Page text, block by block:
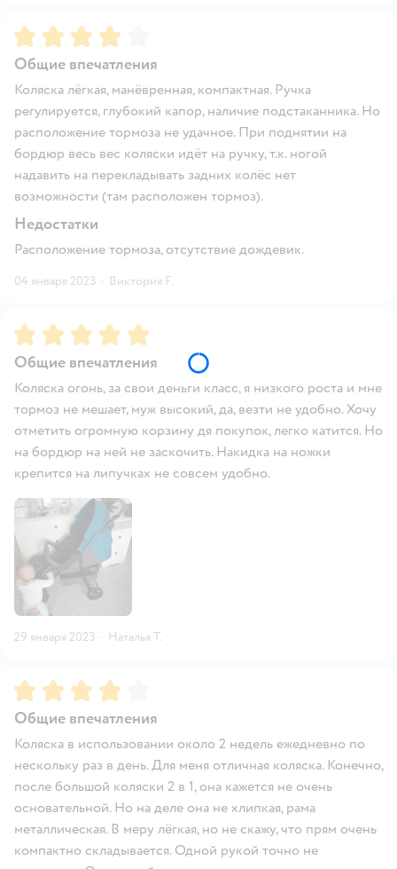
Рейтинг:4
Общие впечатления
Коляска лёгкая, манёвренная, компактная. Ручка
регулируется, глубокий капор, наличие подстаканника. Но
расположение тормоза не удачное. При поднятии на
бордюр весь вес коляски идёт на ручку, т.к. ногой
надавить на перекладывать задних колёс нет
возможности (там расположен тормоз).
Недостатки
Расположение тормоза, отсутствие дождевик.
04 января 2023 · Виктория F.
Рейтинг:5
Общие впечатления
Коляска огонь, за свои деньги класс, я низкого роста и мне
тормоз не мешает, муж высокий, да, везти не удобно. Хочу
отметить огромную корзину дя покупок, легко катится. Но
на бордюр на ней не заскочить. Накидка на ножки
крепится на липучках не совсем удобно.
29 января 2023 · Наталья Т.
Рейтинг:4
Общие впечатления
Коляска в использовании около 2 недель ежедневно по
нескольку раз в день. Для меня отличная коляска. Конечно,
после большой коляски 2 в 1, она кажется не очень
основательной. Но на деле она не хлипкая, рама
металлическая. В меру лёгкая, но не скажу, что прям очень
компактно складывается. Одной рукой точно не